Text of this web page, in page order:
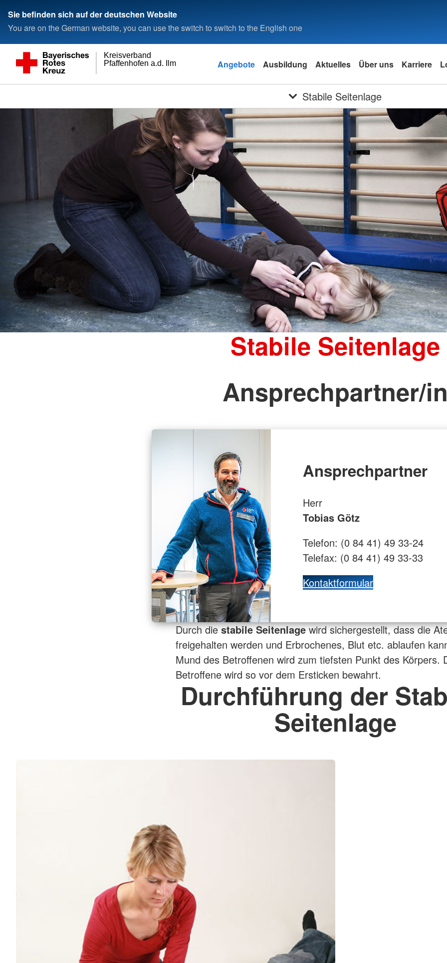
Sie befinden sich auf der deutschen Website
You are on the German website, you can use the switch to switch to the English one
Pfaffenhofen a.d. Ilm
Kreisverband
Angebote Ausbildung Aktuelles Über uns Karriere
Stabile Seitenlage
Stabile Seitenlage
Ansprechpartner/
Ansprechpartner
Herr
Tobias Götz
Telefon: (0 84 41) 49 33-24
Telefax: (0 84 41) 49 33-33
Kontaktformular
Durch diestabile Seitenlagewird sichergestellt, dass die
freigehalten werden und Erbrochenes, Blut etc. ablaufen
Mund des Betroffenen wird zum tiefsten Punkt des Körpers.
Betroffene wird so vor dem Ersticken bewahrt.
Durchführung der
Seitenlage